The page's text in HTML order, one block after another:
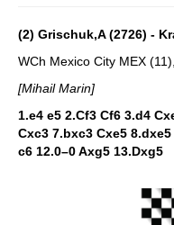
(2) Grischuk,A (2726) -
WCh Mexico City MEX
[Mihail Marin]
1.e4 e5 2.Cf3 Cf6 3.d4
Cxc3 7.bxc3 Cxe5
c6 12.0–0 Axg5 13.Dxg5